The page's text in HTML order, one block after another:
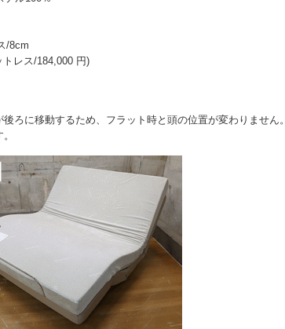
/8cm
レス/184,000 円)
ろに移動するため、フラット時と頭の位置が変わりません。